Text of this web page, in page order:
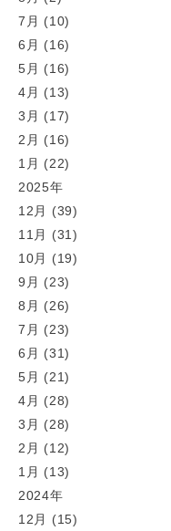
7月 (10)
6月 (16)
5月 (16)
4月 (13)
3月 (17)
2月 (16)
1月 (22)
2025年
12月 (39)
11月 (31)
10月 (19)
9月 (23)
8月 (26)
7月 (23)
6月 (31)
5月 (21)
4月 (28)
3月 (28)
2月 (12)
1月 (13)
2024年
12月 (15)